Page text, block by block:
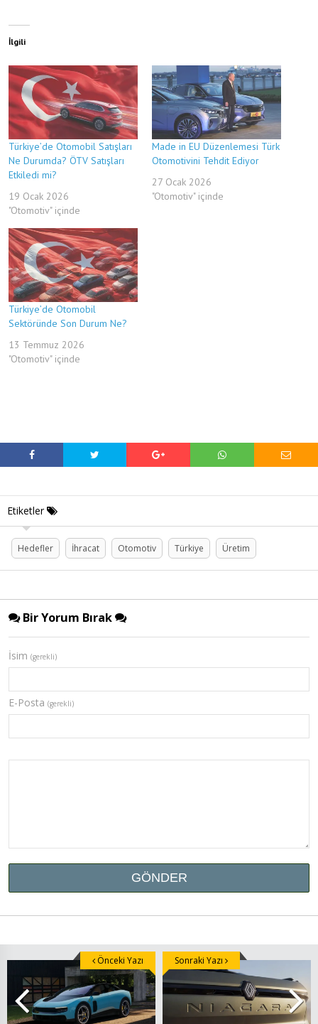
İlgili
Türkiye’de Otomobil Satışları
Ne Durumda? ÖTV Satışları
Etkiledi mi?
19 Ocak 2026
"Otomotiv" içinde
Made in EU Düzenlemesi Türk
Otomotivini Tehdit Ediyor
27 Ocak 2026
"Otomotiv" içinde
Türkiye’de Otomobil
Sektöründe Son Durum Ne?
13 Temmuz 2026
"Otomotiv" içinde
Etiketler
Hedefler İhracat Otomotiv Türkiye Üretim
Bir Yorum Bırak
İsim (gerekli)
E-Posta (gerekli)
Önceki Yazı Sonraki Yazı